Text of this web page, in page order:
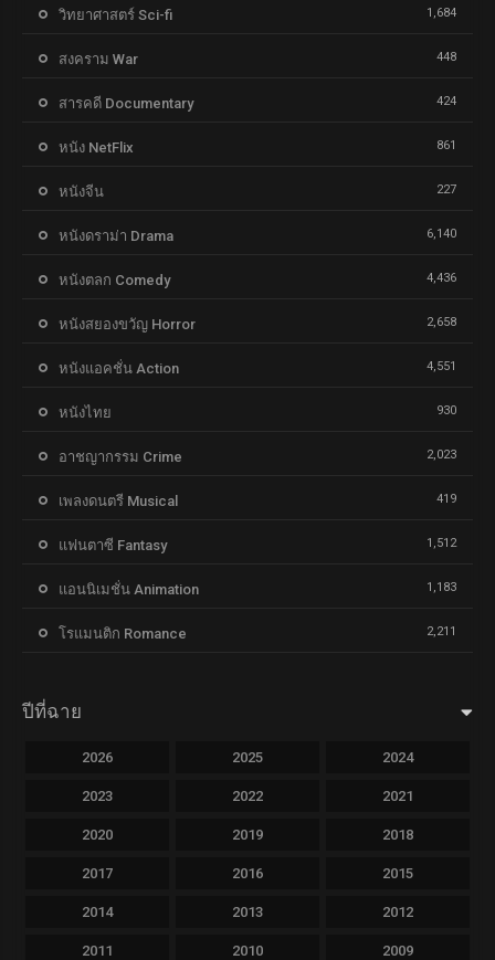
วิทยาศาสตร์ Sci-fi 1,684
สงคราม War 448
สารคดี Documentary 424
หนัง NetFlix 861
หนังจีน 227
หนังดราม่า Drama 6,140
หนังตลก Comedy 4,436
หนังสยองขวัญ Horror 2,658
หนังแอคชั่น Action 4,551
หนังไทย 930
อาชญากรรม Crime 2,023
เพลงดนตรี Musical 419
แฟนตาซี Fantasy 1,512
แอนนิเมชั่น Animation 1,183
โรแมนติก Romance 2,211
ปีที่ฉาย
2026 2025 2024
2023 2022 2021
2020 2019 2018
2017 2016 2015
2014 2013 2012
2011 2010 2009